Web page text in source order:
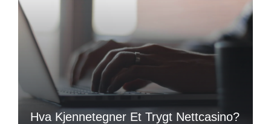
Hva Kjennetegner Et Trygt Nettcasino?